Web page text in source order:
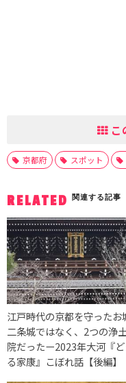
こ
京都府 スポット
RELATED 関連する記事
江戸時代の京都を守ったお
二条城ではなく、2つの浄
院だったー2023年大河『
る家康』こぼれ話【後編】